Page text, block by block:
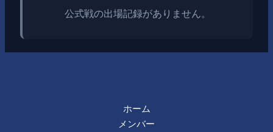
公式戦の出場記録がありません。
ホーム
メンバー